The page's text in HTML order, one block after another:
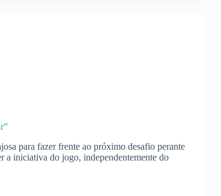
para fazer frente ao próximo desafio perante
a iniciativa do jogo, independentemente do